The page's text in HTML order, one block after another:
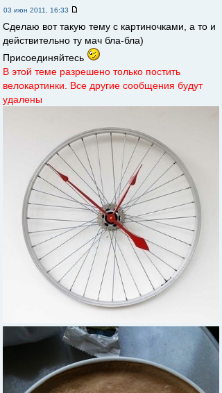
03 июн 2011, 16:33
Сделаю вот такую тему с картиночками, а то и
действительно ту мач бла-бла)
Присоединяйтесь
В этой теме разрешено только постить
велокартинки. Все другие сообщения будут
удалены